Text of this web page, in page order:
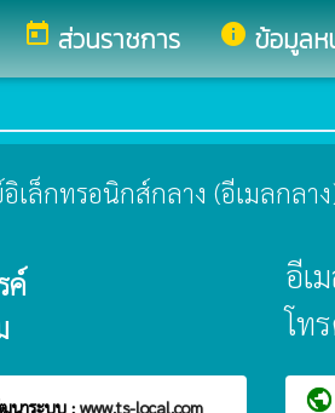
today ส่วนราชการ info ข้อมูลห
เล็กทรอนิกส์กลาง (อีเมลกลาง
ค์
อีเ
โท
นาระบบ : www.ts-local.com public